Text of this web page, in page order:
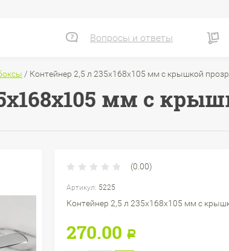
Вопросы и ответы
/ Контейнер 2,5 л 235х168х105 мм с крышкой
мм с
(0.00)
Артикул: 5225
Контейнер 2,5 л 235х168х105 мм с
270.00 Р